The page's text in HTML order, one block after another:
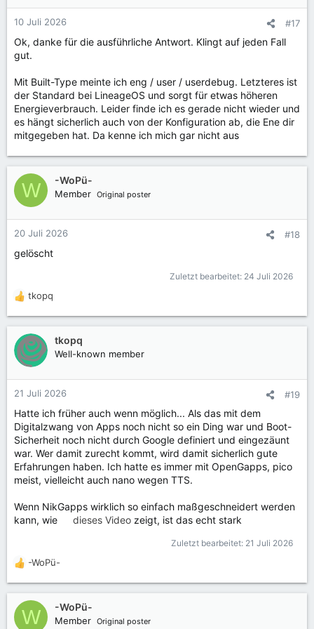
o
n
n
:
10 Juli 2026 #17
Ok, danke für die ausführliche Antwort. Klingt auf jeden Fall
gut.
Mit Built-Type meinte ich eng / user / userdebug. Letzteres ist
der Standard bei LineageOS und sorgt für etwas höheren
Energieverbrauch. Leider finde ich es gerade nicht wieder und
es hängt sicherlich auch von der Konfiguration ab, die Ene dir
mitgegeben hat. Da kenne ich mich gar nicht aus
W -WoPü-
Member Original poster
20 Juli 2026 #18
gelöscht
Zuletzt bearbeitet: 24 Juli 2026
R
e
a
k
t
o
n
n
:
tkopq
tkopq
Well-known member
21 Juli 2026 #19
Hatte ich früher auch wenn möglich... Als das mit dem
Digitalzwang von Apps noch nicht so ein Ding war und Boot-
Sicherheit noch nicht durch Google definiert und eingezäunt
war. Wer damit zurecht kommt, wird damit sicherlich gute
Erfahrungen haben. Ich hatte es immer mit OpenGapps, pico
meist, vielleicht auch nano wegen TTS.
Wenn NikGapps wirklich so einfach maßgeschneidert werden
kann, wie
dieses Video zeigt, ist das echt stark
Zuletzt bearbeitet: 21 Juli 2026
R
e
a
k
t
-WoPü-
W -WoPü-
Member Original poster